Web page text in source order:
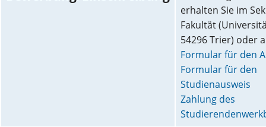
erhalten Sie im
Fakultät
54296 Trier) oder
Formular für den
Formular für den
Studienausweis
Zahlung des